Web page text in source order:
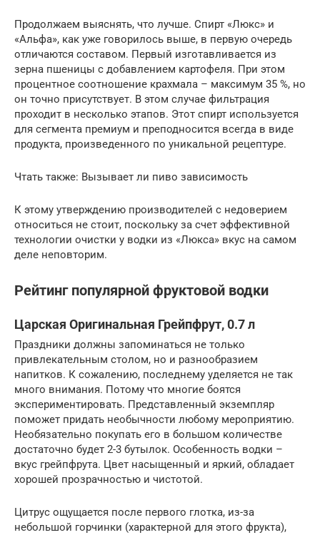
Продолжаем выяснять, что лучше. Спирт «Люкс» и
«Альфа», как уже говорилось выше, в первую очередь
отличаются составом. Первый изготавливается из
зерна пшеницы с добавлением картофеля. При этом
процентное соотношение крахмала – максимум 35 %, но
он точно присутствует. В этом случае фильтрация
проходит в несколько этапов. Этот спирт используется
для сегмента премиум и преподносится всегда в виде
продукта, произведенного по уникальной рецептуре.
Чтать также: Вызывает ли пиво зависимость
К этому утверждению производителей с недоверием
относиться не стоит, поскольку за счет эффективной
технологии очистки у водки из «Люкса» вкус на самом
деле неповторим.
Рейтинг популярной фруктовой водки
Царская Оригинальная Грейпфрут, 0.7 л
Праздники должны запоминаться не только
привлекательным столом, но и разнообразием
напитков. К сожалению, последнему уделяется не так
много внимания. Потому что многие боятся
экспериментировать. Представленный экземпляр
поможет придать необычности любому мероприятию.
Необязательно покупать его в большом количестве
достаточно будет 2-3 бутылок. Особенность водки –
вкус грейпфрута. Цвет насыщенный и яркий, обладает
хорошей прозрачностью и чистотой.
Цитрус ощущается после первого глотка, из-за
небольшой горчинки (характерной для этого фрукта),